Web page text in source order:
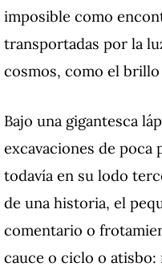
imposible como
transportadas por la
cosmos, como el
Bajo una gigantesca
excavaciones de poca
todavía en su lodo
de una historia, el
comentario o
cauce o ciclo o atisbo: